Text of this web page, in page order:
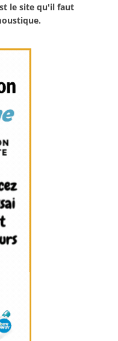
le site qu'il faut